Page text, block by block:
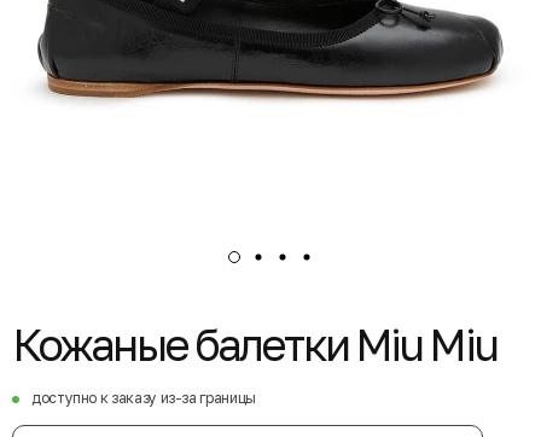
Кожаные балетки Miu Miu
доступно к заказу из-за границы